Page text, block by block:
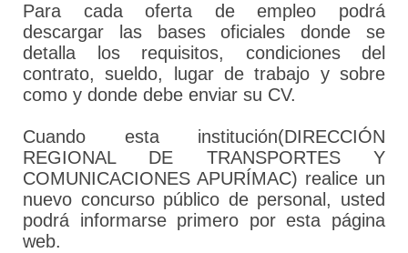
Para cada oferta de empleo podrá
descargar las bases oficiales donde se
detalla los requisitos, condiciones del
contrato, sueldo, lugar de trabajo y sobre
como y donde debe enviar su CV.
Cuando esta institución(DIRECCIÓN
REGIONAL DE TRANSPORTES Y
COMUNICACIONES APURÍMAC) realice un
nuevo concurso público de personal, usted
podrá informarse primero por esta página
web.